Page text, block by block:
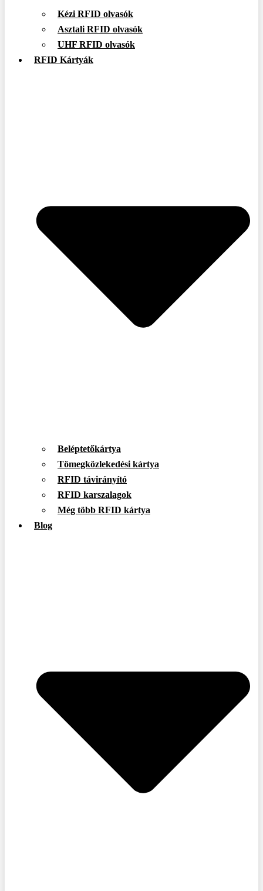
Kézi RFID olvasók
Asztali RFID olvasók
UHF RFID olvasók
RFID Kártyák
Beléptetőkártya
Tömegközlekedési kártya
RFID távirányító
RFID karszalagok
Még több RFID kártya
Blog